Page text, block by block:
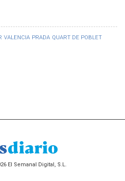
VALENCIA PRADA QUART DE POBLET
El Semanal Digital, S.L.